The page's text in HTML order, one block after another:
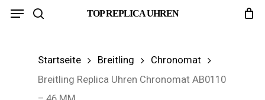
Skip
TOP REPLICA UHREN
Menu
Startseite Breitling
Chronomat
Breitling Replica Uhren Chronomat AB0110